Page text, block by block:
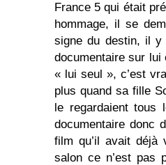
France 5 qui était
hommage, il se
signe du destin, il
documentaire sur lui
« lui seul », c’est
plus quand sa fille
le regardaient tous
documentaire donc
film qu’il avait déjà
salon ce n’est pas